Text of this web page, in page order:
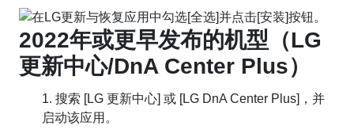
2022年或更早发布的机型（LG
更新中心/DnA Center Plus）
1. 搜索 [LG 更新中心] 或 [LG DnA Center Plus]，并
启动该应用。